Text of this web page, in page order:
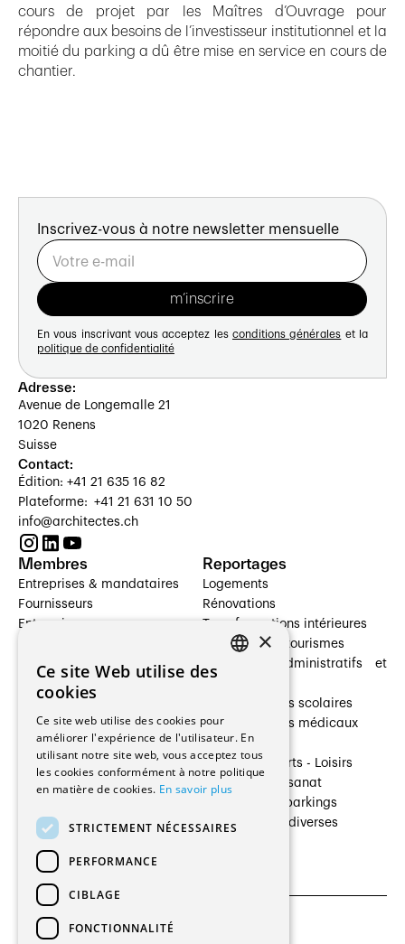
cours de projet par les Maîtres d’Ouvrage pour
répondre aux besoins de l’investisseur institutionnel et la
moitié du parking a dû être mise en service en cours de
chantier.
Inscrivez-vous à notre newsletter mensuelle
En vous inscrivant vous acceptez les conditions générales et la
politique de confidentialité
Adresse:
Avenue de Longemalle 21
1020 Renens
Suisse
Contact:
Édition: +41 21 635 16 82
Plateforme: +41 21 631 10 50
info@architectes.ch
Membres
Entreprises & mandataires
Fournisseurs
Entreprises
Architectes paysagistes
Architectes d'intérieur
Entreprises générales
Ingénieurs et mandataires
Fabricants / Fournisseurs
Régies immobilières
Gestion PPE
Reportages
Logements
Rénovations
Transformations intérieures
Hôtelleries et tourismes
Bâtiments administratifs et
Établissements scolaires
Établissements médicaux
Villas
Cultures - Sports - Loisirs
Industrie - Artisanat
Transports et parkings
Constructions diverses
CGU et Politique de confidentialités
×
Ce site Web utilise des
cookies
Ce site web utilise des cookies pour
améliorer l'expérience de l'utilisateur. En
utilisant notre site web, vous acceptez tous
les cookies conformément à notre politique
en matière de cookies. En savoir plus
STRICTEMENT NÉCESSAIRES
PERFORMANCE
CIBLAGE
FONCTIONNALITÉ